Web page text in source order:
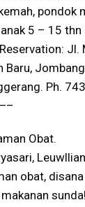
pondok
5 – 15
Jl.
Baru,
Ph.
Obat.
obat,
sunda!